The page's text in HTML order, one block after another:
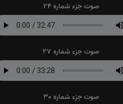
صوت جزء شماره 24
صوت جزء شماره 27
صوت جزء شماره 30